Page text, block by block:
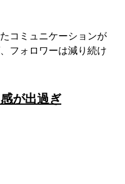
コミュニケーションが
フォロワーは減り続け
が出過ぎ